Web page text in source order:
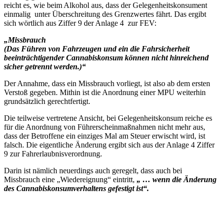
reicht es, wie beim Alkohol aus, dass der Gelegenheitskonsument
einmalig unter Überschreitung des Grenzwertes fährt. Das ergibt
sich wörtlich aus Ziffer 9 der Anlage 4 zur FEV:
„Missbrauch
(Das Führen von Fahrzeugen und ein die Fahrsicherheit
beeinträchtigender Cannabiskonsum können nicht hinreichend
sicher getrennt werden.)“
Der Annahme, dass ein Missbrauch vorliegt, ist also ab dem ersten
Verstoß gegeben. Mithin ist die Anordnung einer MPU weiterhin
grundsätzlich gerechtfertigt.
Die teilweise vertretene Ansicht, bei Gelegenheitskonsum reiche es
für die Anordnung von Führerscheinmaßnahmen nicht mehr aus,
dass der Betroffene ein einziges Mal am Steuer erwischt wird, ist
falsch. Die eigentliche Änderung ergibt sich aus der Anlage 4 Ziffer
9 zur Fahrerlaubnisverordnung.
Darin ist nämlich neuerdings auch geregelt, dass auch bei
Missbrauch eine „Wiedereignung“ eintritt, „ … wenn die Änderung
des Cannabiskonsumverhaltens gefestigt ist“.